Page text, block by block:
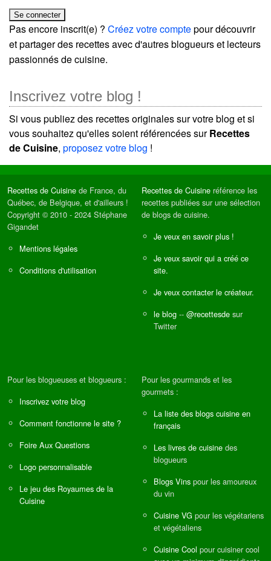
Pas encore inscrit(e) ? Créez votre comptepour découvrir
et partager des recettes avec d'autres blogueurs et lecteurs
passionnés de cuisine.
Inscrivez votre blog !
Si vous publiez des recettes originales sur votre blog et si
vous souhaitez qu'elles soient référencées surRecettes
de Cuisine, proposez votre blog !
Recettes de Cuisine de France, du
Québec, de Belgique, et d'ailleurs !
Copyright © 2010 - 2024 Stéphane
Gigandet
Mentions légales
Conditions d'utilisation
Recettes de Cuisine référence les
recettes publiées sur une sélection
de blogs de cuisine.
Je veux en savoir plus !
Je veux savoir qui a créé ce
site.
Je veux contacter le créateur.
le blog -- @recettesde sur
Twitter
Pour les blogueuses et blogueurs :
Inscrivez votre blog
Comment fonctionne le site ?
Foire Aux Questions
Logo personnalisable
Le jeu des Royaumes de la
Cuisine
Pour les gourmands et les
gourmets :
La liste des blogs cuisine en
français
Les livres de cuisine des
blogueurs
Blogs Vins pour les amoureux
du vin
Cuisine VG pour les végétariens
et végétaliens
Cuisine Cool pour cuisiner cool